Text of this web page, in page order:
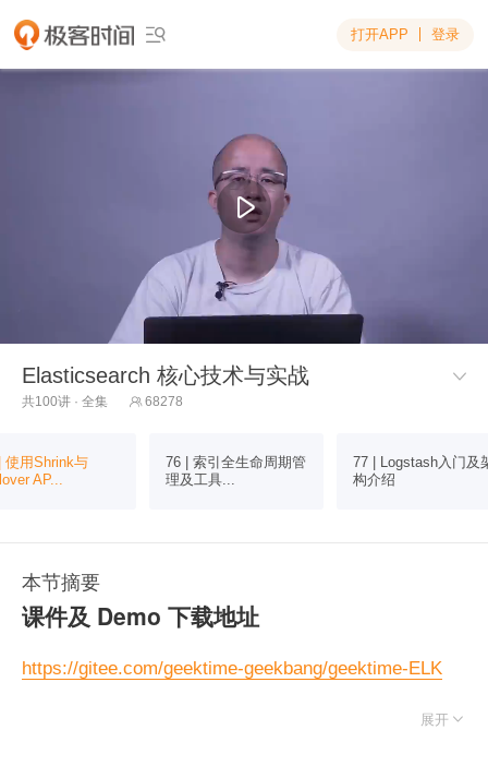
 打开APP 登录
Elasticsearch 核心技术与实战 
共100讲 · 全集  68278
使用Shrink与
AP...
76 | 索引全生命周期管
理及工具...
77 | Logstash入门及
构介绍
本节摘要
课件及 Demo 下载地址
https://gitee.com/geektime-geekbang/geektime-ELK
展开 